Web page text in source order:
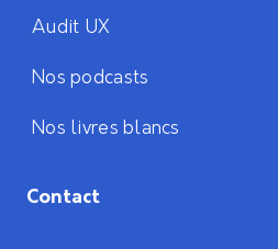
Audit UX
Nos podcasts
Nos livres blancs
Contact